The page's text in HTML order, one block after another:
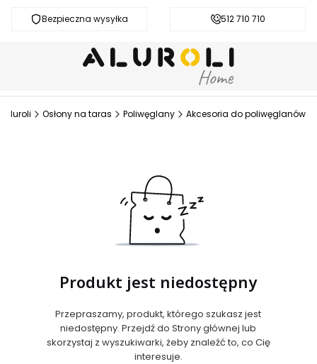
Bezpieczna wysyłka Darmowa dostawa od 200 zł
512 710 710
Aluroli Osłony na taras Poliwęglany Akcesoria do poliwęglanów
Produkt jest niedostępny
Przepraszamy, produkt, którego szukasz jest
niedostępny. Przejdź do Strony głównej lub
skorzystaj z wyszukiwarki, żeby znaleźć to, co Cię
interesuje.